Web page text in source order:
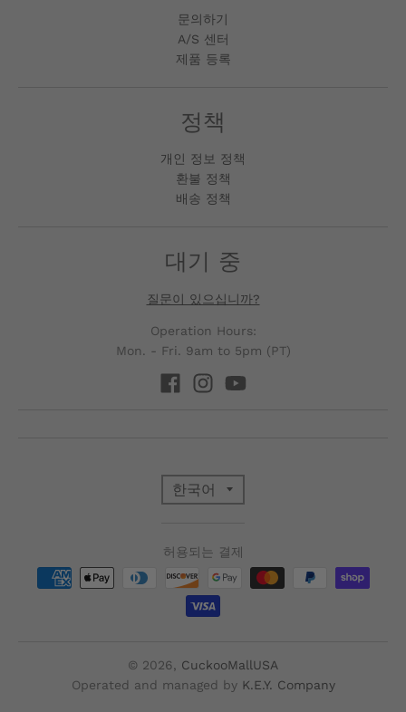
문의하기
A/S 센터
제품 등록
정책
개인 정보 정책
환불 정책
배송 정책
대기 중
질문이 있으십니까?
Operation Hours:
Mon. - Fri. 9am to 5pm (PT)
T
R
A
S
한국어
허용되는 결제
© 2026, CuckooMallUSA
Operated and managed by K.E.Y. Company